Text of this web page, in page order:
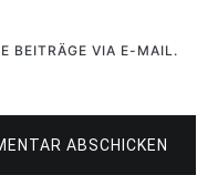
BEITRÄGE VIA E-MAIL.
ABSCHICKEN